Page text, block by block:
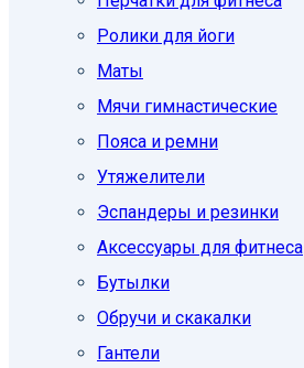
Ролики для йоги
Маты
Мячи гимнастические
Пояса и ремни
Утяжелители
Эспандеры и резинки
Аксессуары для фитнеса
Бутылки
Обручи и скакалки
Гантели